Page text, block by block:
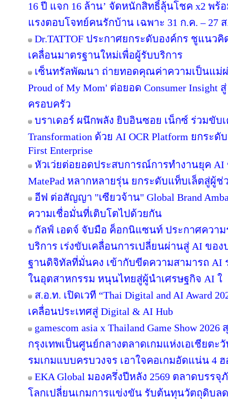
16 ปี แจก 16 ล้าน’ จัดหนักสิทธิ์ลุ้นโชค x2 พ
แรงตอบโจทย์คนรักบ้าน เฉพาะ 31 ก.ค. – 27
Dr.TATTOF ประกาศยกระดับองค์กร ชูแนว
เคลื่อนมาตรฐานใหม่เพื่อผู้รับบริการ
เซ็นทรัลพัฒนา ถ่ายทอดคุณค่าความเป็นแม่ผ่า
Proud of My Mom' ต่อยอด Consumer Insight
ครอบครัว
บราเดอร์ ผนึกพลัง ยิบอินซอย เน็กซ์ ร่วมขับเ
Transformation ด้วย AI OCR Platform ยกระ
First Enterprise
หัวเว่ยต่อยอดประสบการณ์การทำงานยุค AI
MatePad หลากหลายรุ่น ยกระดับแท็บเล็ตสู่ผู้
อีฟ ต่อสัญญา "เซียวจ้าน" Global Brand
ความเชื่อมั่นที่เติบโตไปด้วยกัน
กัลฟ์ เอดจ์ จับมือ ค็อกนิแซนท์ ประกาศควา
บริการ เร่งขับเคลื่อนการเปลี่ยนผ่านสู่ AI ขอ
ฐานดิจิทัลที่มั่นคง เข้ากับขีดความสามารถ AI
ในอุตสาหกรรม หนุนไทยสู่ผู้นำเศรษฐกิจ AI ใ
ส.อ.ท. เปิดเวที “Thai Digital and AI Award
เคลื่อนประเทศสู่ Digital & AI Hub
gamescom asia x Thailand Game Show
กรุงเทพเป็นศูนย์กลางตลาดเกมแห่งเอเชียต
รมเกมแบบครบวงจร เอาใจคอเกมอัดแน่น 4
EKA Global มองครึ่งปีหลัง 2569 ตลาดบร
โลกเปลี่ยนเกมการแข่งขัน รับต้นทุนวัตถุดิบล